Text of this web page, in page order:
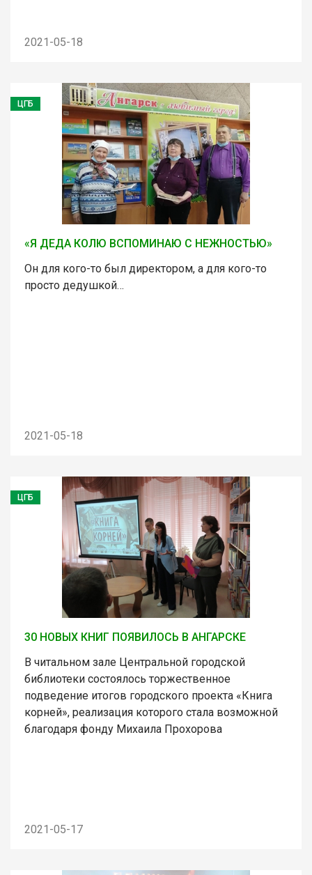
2021-05-18
ЦГБ
«Я ДЕДА КОЛЮ ВСПОМИНАЮ С НЕЖНОСТЬЮ»
Он для кого-то был директором, а для кого-то
просто дедушкой…
2021-05-18
ЦГБ
30 НОВЫХ КНИГ ПОЯВИЛОСЬ В АНГАРСКЕ
В читальном зале Центральной городской
библиотеки состоялось торжественное
подведение итогов городского проекта «Книга
корней», реализация которого стала возможной
благодаря фонду Михаила Прохорова
2021-05-17